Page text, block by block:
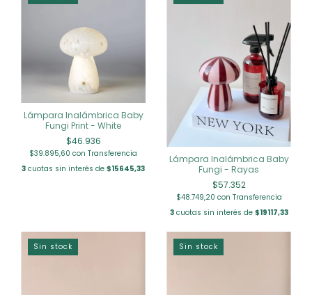
Lámpara Inalámbrica Baby
Fungi Print - White
$46.936
$39.895,60 con Transferencia
3 cuotas sin interés de $15645,33
Lámpara Inalámbrica Baby
Fungi - Rayas
$57.352
$48.749,20 con Transferencia
3cuotas sin interés de $19117,33
Sin stock Sin stock